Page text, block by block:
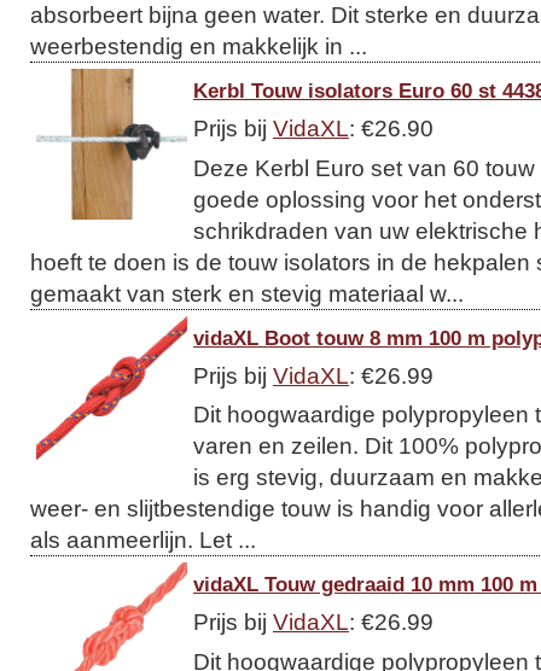
absorbeert bijna geen water. Dit sterke en
weerbestendig en makkelijk in ...
Kerbl Touw isolators Euro 60 st
Prijs bij VidaXL: €26.90
Deze Kerbl Euro set van 60
goede oplossing voor het
schrikdraden van uw elektrische
hoeft te doen is de touw isolators in de hekpalen
gemaakt van sterk en stevig materiaal w...
vidaXL Boot touw 8 mm 100 m
Prijs bij VidaXL: €26.99
Dit hoogwaardige polypropyleen
varen en zeilen. Dit 100%
is erg stevig, duurzaam en
weer- en slijtbestendige touw is handig voor
als aanmeerlijn. Let ...
vidaXL Touw gedraaid 10 mm 100
Prijs bij VidaXL: €26.99
Dit hoogwaardige polypropyleen